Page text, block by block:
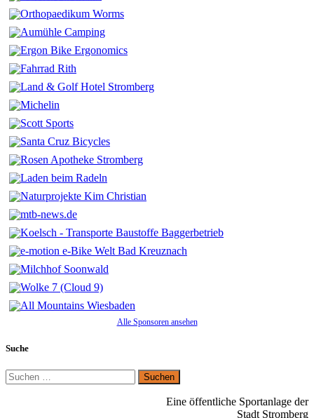
Alle Sponsoren ansehen
Suche
Suchen
nach:
Eine öffentliche Sportanlage der
Stadt Stromberg